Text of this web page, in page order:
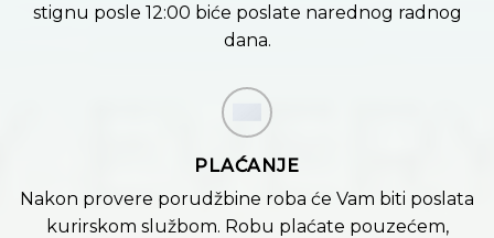
stignu posle 12:00 biće poslate narednog radnog
dana.
PLAĆANJE
Nakon provere porudžbine roba će Vam biti poslata
kurirskom službom. Robu plaćate pouzećem,